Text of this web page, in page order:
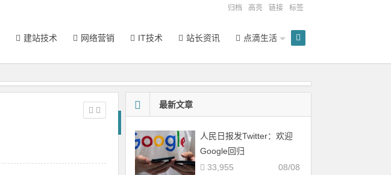
归档 高亮 链接 标签
建站技术 网络营销 IT技术 站长资讯 点滴生活
最新文章
人民日报发Twitter：欢迎
Google回归
08/08
33,955